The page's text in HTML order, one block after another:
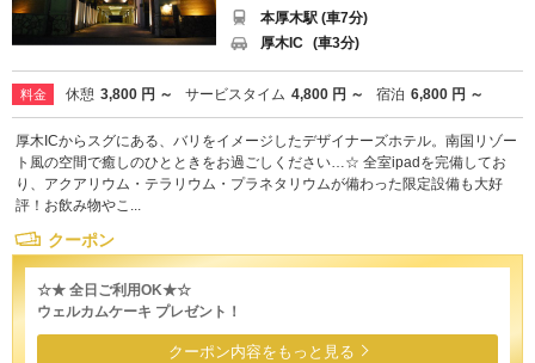
本厚木駅 (車7分)
厚木IC (車3分)
料金 休憩 3,800 円 ～ サービスタイム 4,800 円 ～ 宿泊 6,800 円 ～
厚木ICからスグにある、バリをイメージしたデザイナーズホテル。南国リゾー
ト風の空間で癒しのひとときをお過ごしください…☆ 全室ipadを完備してお
り、アクアリウム・テラリウム・プラネタリウムが備わった限定設備も大好
評！お飲み物やこ...
クーポン
☆★ 全日ご利用OK★☆
ウェルカムケーキ プレゼント！
クーポン内容をもっと見る